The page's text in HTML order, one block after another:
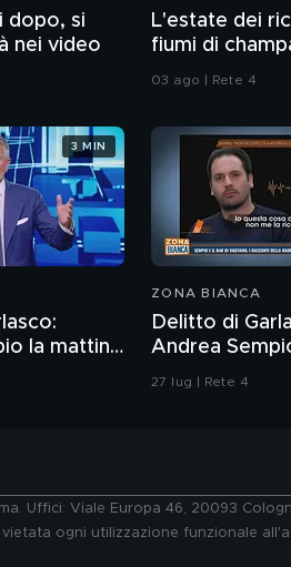
dopo, si
nei video
L'estate dei
fiumi di
ostriche ed
03 ago | Rete 4
la mattina
in un
3 MIN
ZONA BIANCA
Delitto di
Andrea
Vigevano e i
27 lug | Rete 4
Uffici: Viale Europa 46, 20093
ogni utilizzazione funzionale